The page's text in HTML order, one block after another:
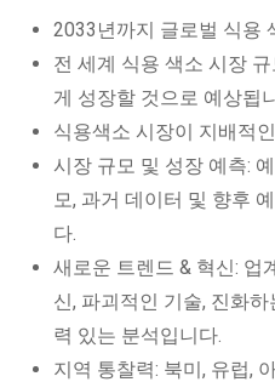
2033년까지 글로벌 식용
전 세계 식용 색소 시장
게 성장할 것으로 예상됩
식용색소 시장이 지배적
시장 규모 및 성장 예측:
모, 과거 데이터 및 향후
다.
새로운 트렌드 & 혁신: 업
신, 파괴적인 기술, 진화
력 있는 분석입니다.
지역 통찰력: 북미, 유럽,